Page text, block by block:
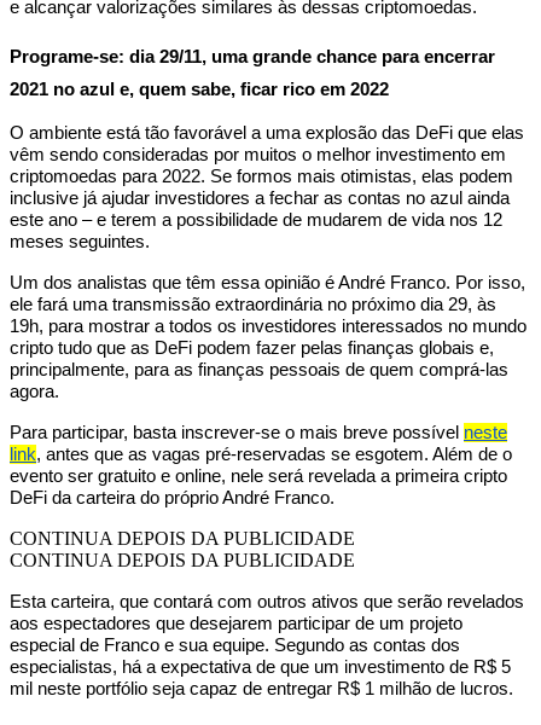
e alcançar valorizações similares às dessas criptomoedas.
Programe-se: dia 29/11, uma grande chance para encerrar
2021 no azul e, quem sabe, ficar rico em 2022
O ambiente está tão favorável a uma explosão das DeFi que elas
vêm sendo consideradas por muitos o melhor investimento em
criptomoedas para 2022. Se formos mais otimistas, elas podem
inclusive já ajudar investidores a fechar as contas no azul ainda
este ano – e terem a possibilidade de mudarem de vida nos 12
meses seguintes.
Um dos analistas que têm essa opinião é André Franco. Por isso,
ele fará uma transmissão extraordinária no próximo dia 29, às
19h, para mostrar a todos os investidores interessados no mundo
cripto tudo que as DeFi podem fazer pelas finanças globais e,
principalmente, para as finanças pessoais de quem comprá-las
agora.
Para participar, basta inscrever-se o mais breve possível neste
link, antes que as vagas pré-reservadas se esgotem. Além de o
evento ser gratuito e online, nele será revelada a primeira cripto
DeFi da carteira do próprio André Franco.
CONTINUA DEPOIS DA PUBLICIDADE
CONTINUA DEPOIS DA PUBLICIDADE
Esta carteira, que contará com outros ativos que serão revelados
aos espectadores que desejarem participar de um projeto
especial de Franco e sua equipe. Segundo as contas dos
especialistas, há a expectativa de que um investimento de R$ 5
mil neste portfólio seja capaz de entregar R$ 1 milhão de lucros.